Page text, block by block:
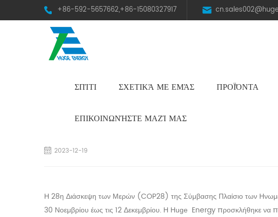
+86-592-5657662,+86-15080327917
ΣΠΊΤΙ ΣΧΕΤΙΚΆ ΜΕ ΕΜΆΣ ΠΡΟΪΌΝΤΑ
ΕΠΙΚΟΙΝΩΝΉΣΤΕ ΜΑΖΊ ΜΑΣ
2023-12-19
Η 28η Διάσκεψη των Μερών (COP28) της Σύμβασης Πλαίσιο των
30 Νοεμβρίου έως τις 12 Δεκεμβρίου. Η Huge
Energy προσκλήθηκε να